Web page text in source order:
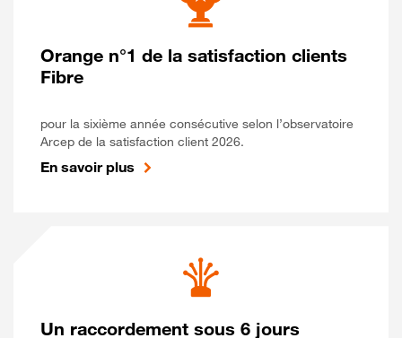
Orange n°1 de la satisfaction clients
Fibre
pour la sixième année consécutive selon l’observatoire
Arcep de la satisfaction client 2026.
En savoir plus
Un raccordement sous 6 jours